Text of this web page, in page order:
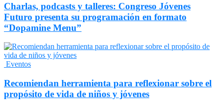
Charlas, podcasts y talleres: Congreso Jóvenes
Futuro presenta su programación en formato
“Dopamine Menu”
Eventos
Recomiendan herramienta para reflexionar sobre el
propósito de vida de niños y jóvenes